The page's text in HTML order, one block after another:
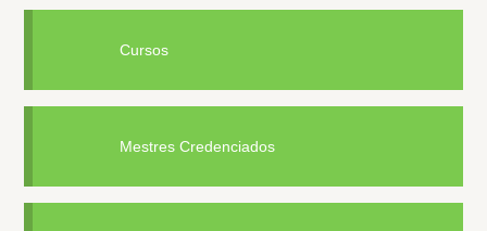
Cursos
Mestres Credenciados